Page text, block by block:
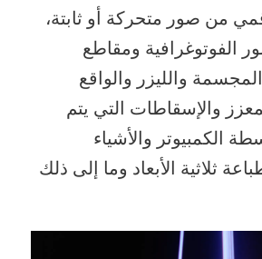
من صور متحركة أو ثابتة،
الفوتوغرافية ومقاطع
والليزر والواقع
والإسقاطات التي يتم
الكمبيوتر والأشياء
ثلاثية الأبعاد وما إلى ذلك